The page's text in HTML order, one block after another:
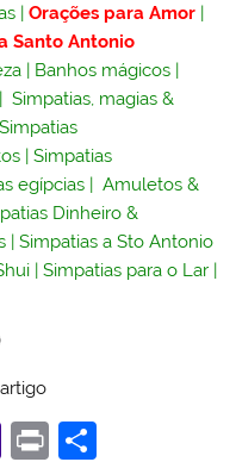
|Orações para Amor |
Santo Antonio
| Banhos mágicos |
|Simpatias, magias &
Simpatias
|Simpatias
egípcias |Amuletos &
Dinheiro &
|Simpatias a Sto Antonio
|Simpatias para o Lar |
Y
Pr